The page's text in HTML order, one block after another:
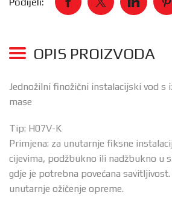
OPIS PROIZVODA
Jednožilni finožični instalacijski vod s
mase
Tip: H07V-K
Primjena: za unutarnje fiksne
cijevima, podžbukno ili nadžbukno u
gdje je potrebna povećana
unutarnje ožičenje opreme.